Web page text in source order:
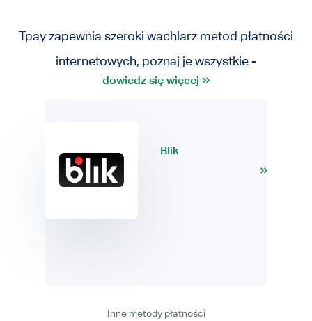
Tpay zapewnia szeroki wachlarz metod płatności
internetowych, poznaj je wszystkie -
dowiedz się więcej
Blik
Inne metody płatności